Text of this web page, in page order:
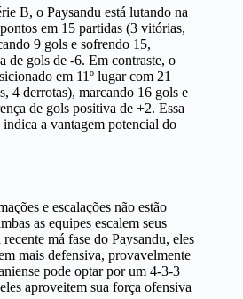
B, o Paysandu está lutando na
em 15 partidas (3 vitórias,
9 gols e sofrendo 15,
de gols de -6. Em contraste, o
em 11º lugar com 21
4 derrotas), marcando 16 gols e
de gols positiva de +2. Essa
a vantagem potencial do
e escalações não estão
as equipes escalem seus
má fase do Paysandu, eles
mais defensiva, provavelmente
pode optar por um 4-3-3
aproveitem sua força ofensiva